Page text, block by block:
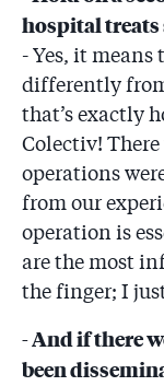
hospital treats
- Yes, it
differently
that’s exactly
Colectiv!
operations
from our
operation is
are the most
the finger; I
- And if there
been